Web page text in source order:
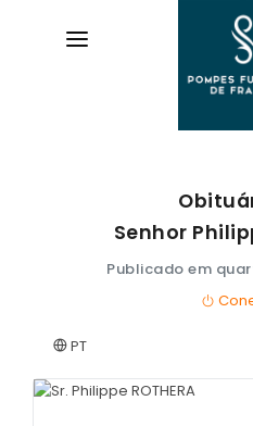
AVIS
PRÉVOIR
Entretien de sépulture
NOS
Senhor
Publicado em
PT